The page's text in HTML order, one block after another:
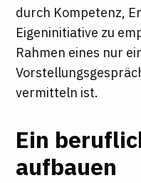
durch Kompetenz,
Eigeninitiative zu
Rahmen eines nur
vermitteln ist.
Ein
aufbauen